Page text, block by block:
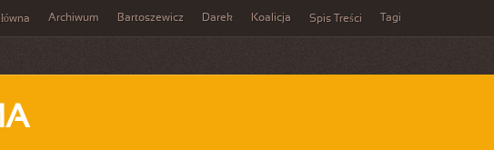
Archiwum Bartoszewicz Darek Koalicja Spis Treści Tagi